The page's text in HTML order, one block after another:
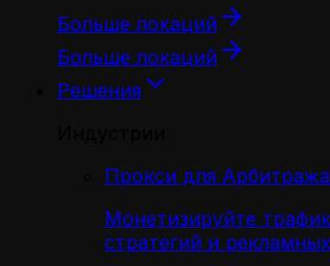
Больше локаций
Больше локаций
Решения
Прокси для
Монетизируйте
стратегий и